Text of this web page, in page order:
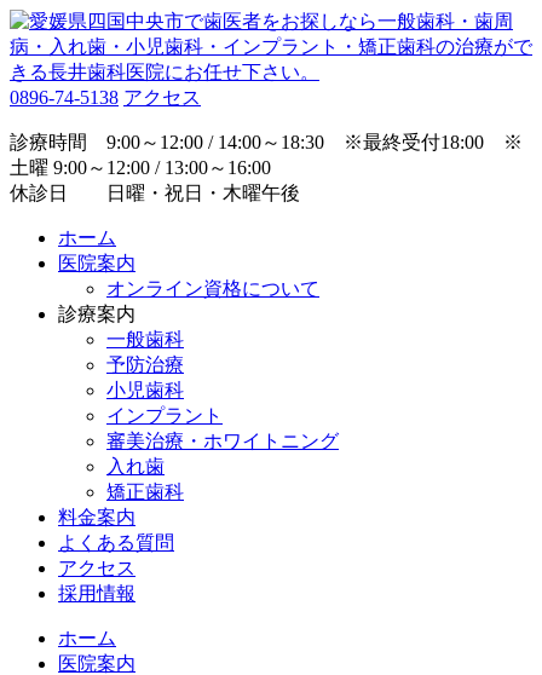
0896-74-5138 アクセス
診療時間 9:00～12:00 / 14:00～18:30 ※最終受付18:00 ※
土曜 9:00～12:00 / 13:00～16:00
休診日 日曜・祝日・木曜午後
ホーム
医院案内
オンライン資格について
診療案内
一般歯科
予防治療
小児歯科
インプラント
審美治療・ホワイトニング
入れ歯
矯正歯科
料金案内
よくある質問
アクセス
採用情報
ホーム
医院案内